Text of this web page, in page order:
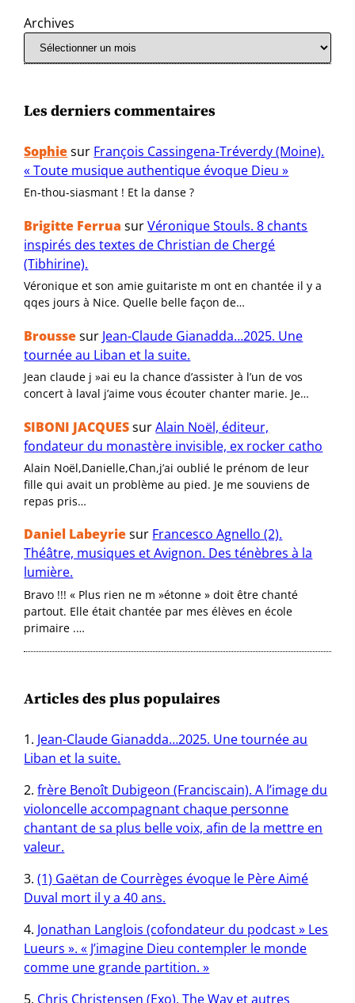
Archives
Les derniers commentaires
Sophiesur François Cassingena-Tréverdy (Moine).
« Toute musique authentique évoque Dieu »
En-thou-siasmant ! Et la danse ?
Brigitte Ferrua surVéronique Stouls. 8 chants
inspirés des textes de Christian de Chergé
(Tibhirine).
Véronique et son amie guitariste m ont en chantée il y a
qqes jours à Nice. Quelle belle façon de…
Broussesur Jean-Claude Gianadda…2025. Une
tournée au Liban et la suite.
Jean claude j »ai eu la chance d’assister à l’un de vos
concert à laval j’aime vous écouter chanter marie. Je…
SIBONI JACQUESsurAlain Noël, éditeur,
fondateur du monastère invisible, ex rocker catho
Alain Noël,Danielle,Chan,j’ai oublié le prénom de leur
fille qui avait un problème au pied. Je me souviens de
repas pris…
Daniel Labeyriesur Francesco Agnello (2).
Théâtre, musiques et Avignon. Des ténèbres à la
lumière.
Bravo !!! « Plus rien ne m »étonne » doit être chanté
partout. Elle était chantée par mes élèves en école
primaire .…
Articles des plus populaires
Jean-Claude Gianadda…2025. Une tournée au
Liban et la suite.
frère Benoît Dubigeon (Franciscain). A l’image du
violoncelle accompagnant chaque personne
chantant de sa plus belle voix, afin de la mettre en
valeur.
(1) Gaëtan de Courrèges évoque le Père Aimé
Duval mort il y a 40 ans.
Jonathan Langlois (cofondateur du podcast » Les
Lueurs ». « J’imagine Dieu contempler le monde
comme une grande partition. »
Chris Christensen (Exo). The Way et autres